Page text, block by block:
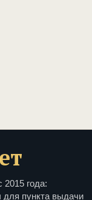
2015 года:
для пункта выдачи